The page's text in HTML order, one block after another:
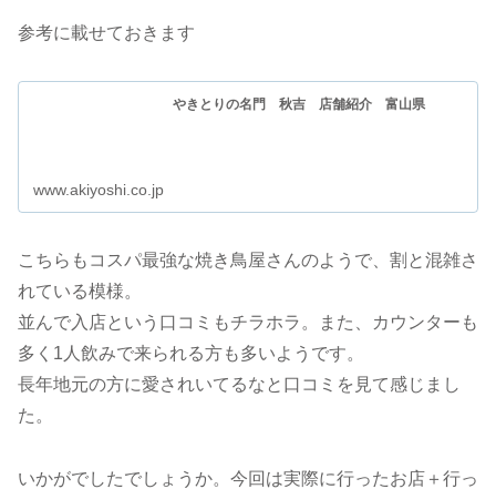
参考に載せておきます
やきとりの名門 秋吉 店舗紹介 富山県
www.akiyoshi.co.jp
こちらもコスパ最強な焼き鳥屋さんのようで、割と混雑さ
れている模様。
並んで入店という口コミもチラホラ。また、カウンターも
多く1人飲みで来られる方も多いようです。
長年地元の方に愛されいてるなと口コミを見て感じまし
た。
いかがでしたでしょうか。今回は実際に行ったお店＋行っ